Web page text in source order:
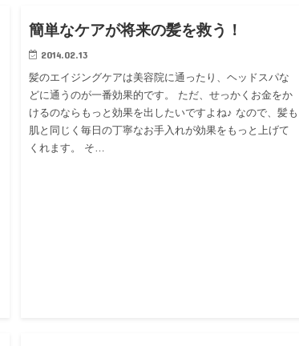
簡単なケアが将来の髪を救う！
2014.02.13
髪のエイジングケアは美容院に通ったり、ヘッドスパな
どに通うのが一番効果的です。 ただ、せっかくお金をか
けるのならもっと効果を出したいですよね♪ なので、髪も
肌と同じく毎日の丁寧なお手入れが効果をもっと上げて
くれます。 そ…